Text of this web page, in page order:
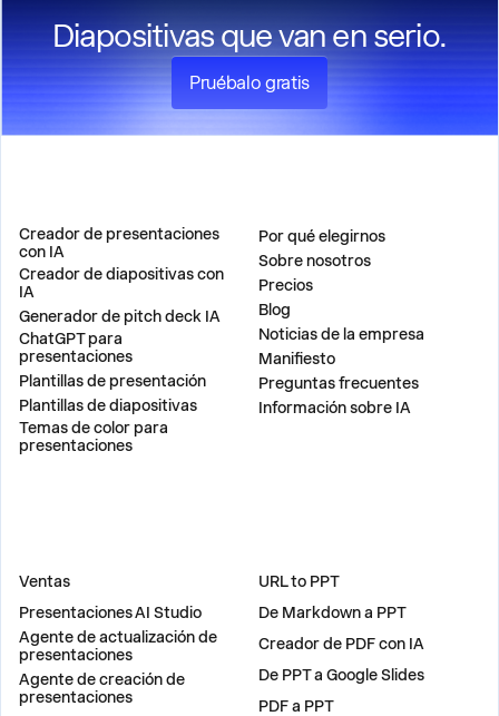
Diapositivas que van en serio.
Pruébalo gratis
Creador de presentaciones
con IA
Creador de diapositivas con
IA
Generador de pitch deck IA
ChatGPT para
presentaciones
Plantillas de presentación
Plantillas de diapositivas
Temas de color para
presentaciones
Por qué elegirnos
Sobre nosotros
Precios
Blog
Noticias de la empresa
Manifiesto
Preguntas frecuentes
Información sobre IA
Ventas
Presentaciones AI Studio
Agente de actualización de
presentaciones
Agente de creación de
presentaciones
URL to PPT
De Markdown a PPT
Creador de PDF con IA
De PPT a Google Slides
PDF a PPT